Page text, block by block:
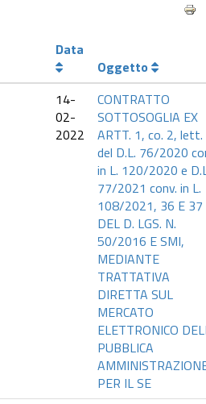
Data
Oggetto
14-
02-
2022
CONTRATTO
SOTTOSOGLIA EX
ARTT. 1, co. 2, lett.
del D.L. 76/2020
in L. 120/2020 e
77/2021 conv. in L.
108/2021, 36 E 37
DEL D. LGS. N.
50/2016 E SMI,
MEDIANTE
TRATTATIVA
DIRETTA SUL
MERCATO
ELETTRONICO
PUBBLICA
PER IL SE